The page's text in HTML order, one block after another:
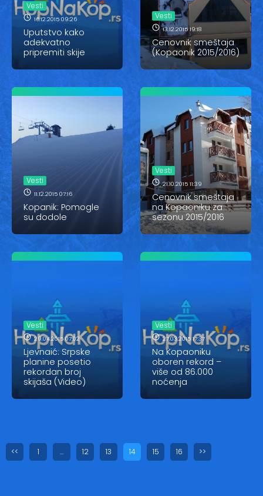
Vesti
16.12.2015 09:26
Uputstvo kako
adekvatno
pripremiti skije
Vesti
13.12.2015 19:18
Cenovnik smeštaja
(Kopaonik 2015/2016)
Vesti
11.12.2015 07:16
Kopanik: Pomogle
su dodole
Vesti
21.10.2015 11:39
Cenovnik smeštaja
na Kopaoniku za
sezonu 2015/2016
Vesti
29.04.2015 07:02
Ljevnaić: Srpske
planine posetio
rekordan broj
skijaša (Video)
Vesti
27.03.2015 17:37
Na Kopaoniku
oboren rekord –
više od 86.000
noćenja
<< 1 … 12 13 14 15 16 >>